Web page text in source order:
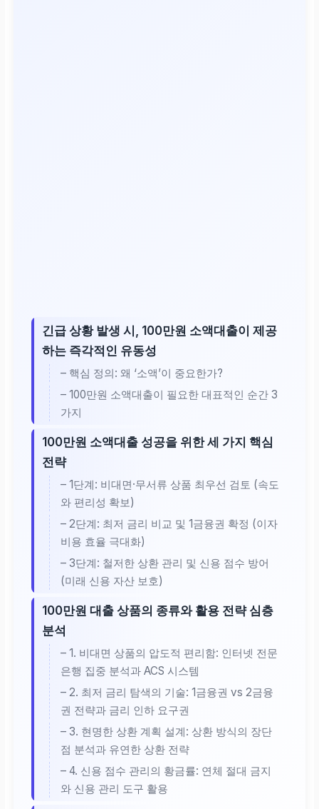
긴급 상황 발생 시, 100만원 소액대출이 제공
하는 즉각적인 유동성
– 핵심 정의: 왜 ‘소액’이 중요한가?
– 100만원 소액대출이 필요한 대표적인 순간 3
가지
100만원 소액대출 성공을 위한 세 가지 핵심
전략
– 1단계: 비대면·무서류 상품 최우선 검토 (속도
와 편리성 확보)
– 2단계: 최저 금리 비교 및 1금융권 확정 (이자
비용 효율 극대화)
– 3단계: 철저한 상환 관리 및 신용 점수 방어
(미래 신용 자산 보호)
100만원 대출 상품의 종류와 활용 전략 심층
분석
– 1. 비대면 상품의 압도적 편리함: 인터넷 전문
은행 집중 분석과 ACS 시스템
– 2. 최저 금리 탐색의 기술: 1금융권 vs 2금융
권 전략과 금리 인하 요구권
– 3. 현명한 상환 계획 설계: 상환 방식의 장단
점 분석과 유연한 상환 전략
– 4. 신용 점수 관리의 황금률: 연체 절대 금지
와 신용 관리 도구 활용